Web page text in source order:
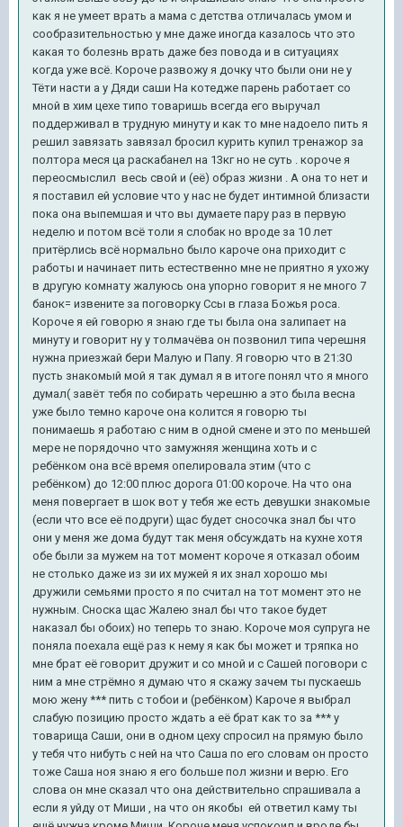
как я не умеет врать а мама с детства отличалась умом и
сообразительностью у мне даже иногда казалось что это
какая то болезнь врать даже без повода и в ситуациях
когда уже всё. Короче развожу я дочку что были они не у
Тёти насти а у Дяди саши На котедже парень работает со
мной в хим цехе типо товаришь всегда его выручал
поддерживал в трудную минуту и как то мне надоело пить я
решил завязать завязал бросил курить купил тренажор за
полтора меся ца раскабанел на 13кг но не суть . короче я
переосмыслил весь свой и (её) образ жизни . А она то нет и
я поставил ей условие что у нас не будет интимной близасти
пока она выпемшая и что вы думаете пару раз в первую
неделю и потом всё толи я слобак но вроде за 10 лет
притёрлись всё нормально было кароче она приходит с
работы и начинает пить естественно мне не приятно я ухожу
в другую комнату жалуюсь она упорно говорит я не много 7
банок= извените за поговорку Ссы в глаза Божья роса.
Короче я ей говорю я знаю где ты была она залипает на
минуту и говорит ну у толмачёва он позвонил типа черешня
нужна приезжай бери Малую и Папу. Я говорю что в 21:30
пусть знакомый мой я так думал я в итоге понял что я много
думал( завёт тебя по собирать черешню а это была весна
уже было темно кароче она колится я говорю ты
понимаешь я работаю с ним в одной смене и это по меньшей
мере не порядочно что замужняя женщина хоть и с
ребёнком она всё время опелировала этим (что с
ребёнком) до 12:00 плюс дорога 01:00 короче. На что она
меня повергает в шок вот у тебя же есть девушки знакомые
(если что все её подруги) щас будет сносочка знал бы что
они у меня же дома будут так меня обсуждать на кухне хотя
обе были за мужем на тот момент короче я отказал обоим
не столько даже из зи их мужей я их знал хорошо мы
дружили семьями просто я по считал на тот момент это не
нужным. Сноска щас Жалею знал бы что такое будет
наказал бы обоих) но теперь то знаю. Короче моя супруга не
поняла поехала ещё раз к нему я как бы может и тряпка но
мне брат её говорит дружит и со мной и с Сашей поговори с
ним а мне стрёмно я думаю что я скажу зачем ты пускаешь
мою жену *** пить с тобои и (ребёнком) Кароче я выбрал
слабую позицию просто ждать а её брат как то за *** у
товарища Саши, они в одном цеху спросил на прямую было
у тебя что нибуть с ней на что Саша по его словам он просто
тоже Саша ноя знаю я его больше пол жизни и верю. Его
слова он мне сказал что она действительно спрашивала а
если я уйду от Миши , на что он якобы ей ответил каму ты